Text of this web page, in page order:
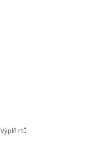
Výplň rtů